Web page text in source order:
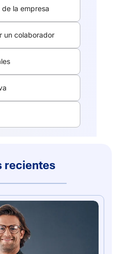
recientes